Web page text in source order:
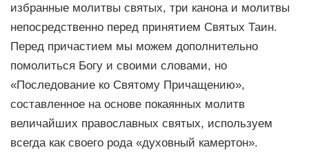
избранные молитвы святых, три канона и молитвы
непосредственно перед принятием Святых Таин.
Перед причастием мы можем дополнительно
помолиться Богу и своими словами, но
«Последование ко Святому Причащению»,
составленное на основе покаянных молитв
величайших православных святых, используем
всегда как своего рода «духовный камертон».